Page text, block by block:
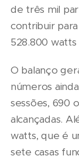
de três mil
contribuir
528.800
O balanço
números
sessões, 690
alcançadas.
watts, que é
sete casas